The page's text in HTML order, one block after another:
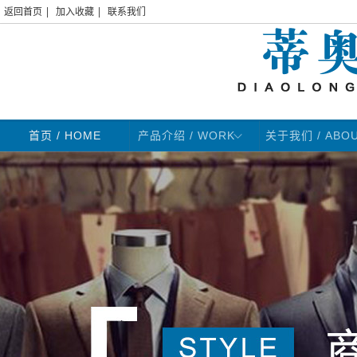
返回首页 加入收藏 联系我们
首页 / HOME 产品介绍 / WORK 关于我们 /